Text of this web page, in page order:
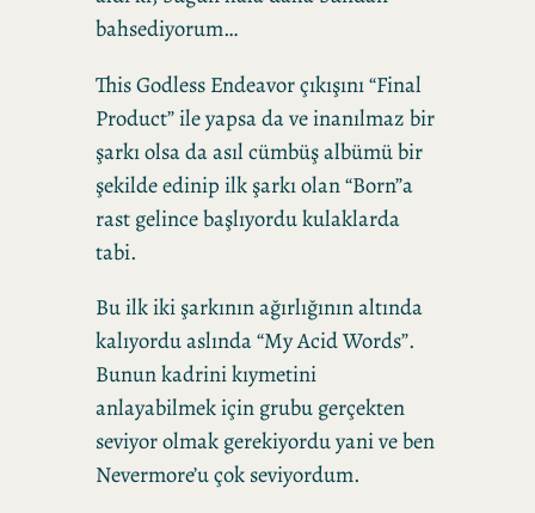
bahsediyorum…
This Godless Endeavor çıkışını “Final
Product” ile yapsa da ve inanılmaz bir
şarkı olsa da asıl cümbüş albümü bir
şekilde edinip ilk şarkı olan “Born”a
rast gelince başlıyordu kulaklarda
tabi.
Bu ilk iki şarkının ağırlığının altında
kalıyordu aslında “My Acid Words”.
Bunun kadrini kıymetini
anlayabilmek için grubu gerçekten
seviyor olmak gerekiyordu yani ve ben
Nevermore’u çok seviyordum.